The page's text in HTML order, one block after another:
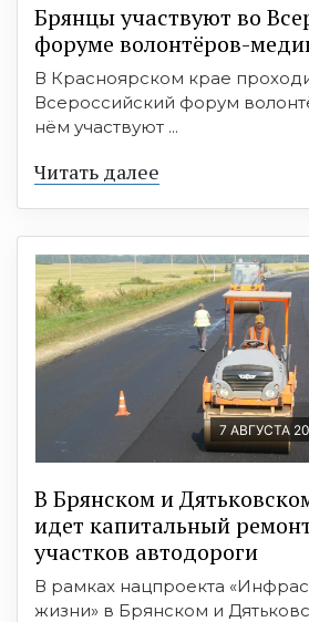
Брянцы участвуют во
форуме волонтёров-
В Красноярском крае
Всероссийский форум
нём участвуют ...
Читать далее
7 АВГУСТА
В Брянском и
идет капитальный
участков автодороги
В рамках нацпроекта
жизни» в Брянском и